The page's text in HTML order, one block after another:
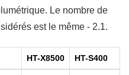
Le nombre de
est le même - 2.1.
HT-X8500 HT-S400